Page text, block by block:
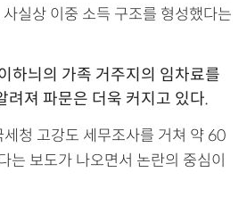
실상 이중 소득 구조를 형성했다는
하늬의 가족 거주지의 임차료를
려져 파문은 더욱 커지고 있다.
청 고강도 세무조사를 거쳐 약 60
는 보도가 나오면서 논란의 중심이